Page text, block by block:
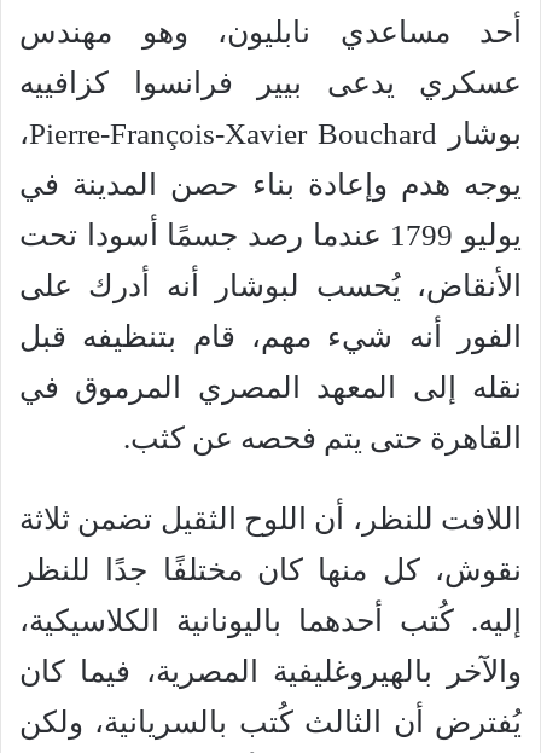
أحد مساعدي نابليون، وهو مهندس
عسكري يدعى بيير فرانسوا كزافييه
بوشار Pierre-François-Xavier Bouchard،
يوجه هدم وإعادة بناء حصن المدينة في
يوليو 1799 عندما رصد جسمًا أسودا تحت
الأنقاض، يُحسب لبوشار أنه أدرك على
الفور أنه شيء مهم، قام بتنظيفه قبل
نقله إلى المعهد المصري المرموق في
القاهرة حتى يتم فحصه عن كثب.
اللافت للنظر، أن اللوح الثقيل تضمن ثلاثة
نقوش، كل منها كان مختلفًا جدًا للنظر
إليه. كُتب أحدهما باليونانية الكلاسيكية،
والآخر بالهيروغليفية المصرية، فيما كان
يُفترض أن الثالث كُتب بالسريانية، ولكن